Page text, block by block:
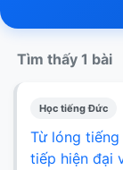
Tìm thấy 1 bài
Học tiếng Đức
Từ lóng
tiếp hiện đại